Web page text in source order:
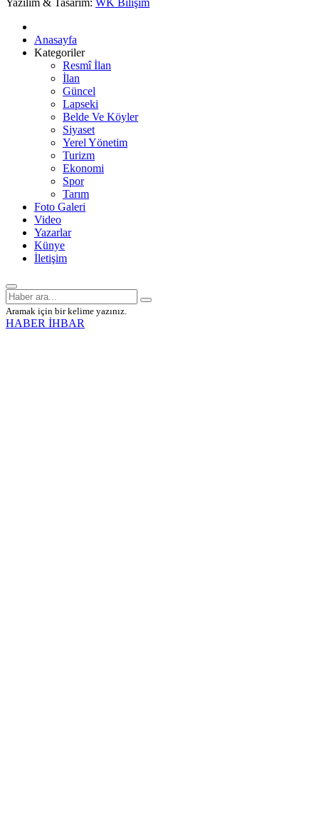
Yazılım & Tasarım: WK Bilişim
Anasayfa
Kategoriler
Resmî İlan
İlan
Güncel
Lapseki
Belde Ve Köyler
Siyaset
Yerel Yönetim
Turizm
Ekonomi
Spor
Tarım
Foto Galeri
Video
Yazarlar
Künye
İletişim
Aramak için bir kelime yazınız.
HABER İHBAR